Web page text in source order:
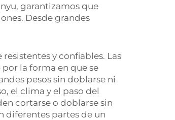
garantizamos que
Desde grandes
y confiables. Las
la forma en que se
pesos sin doblarse ni
el clima y el paso del
cortarse o doblarse sin
diferentes partes de un